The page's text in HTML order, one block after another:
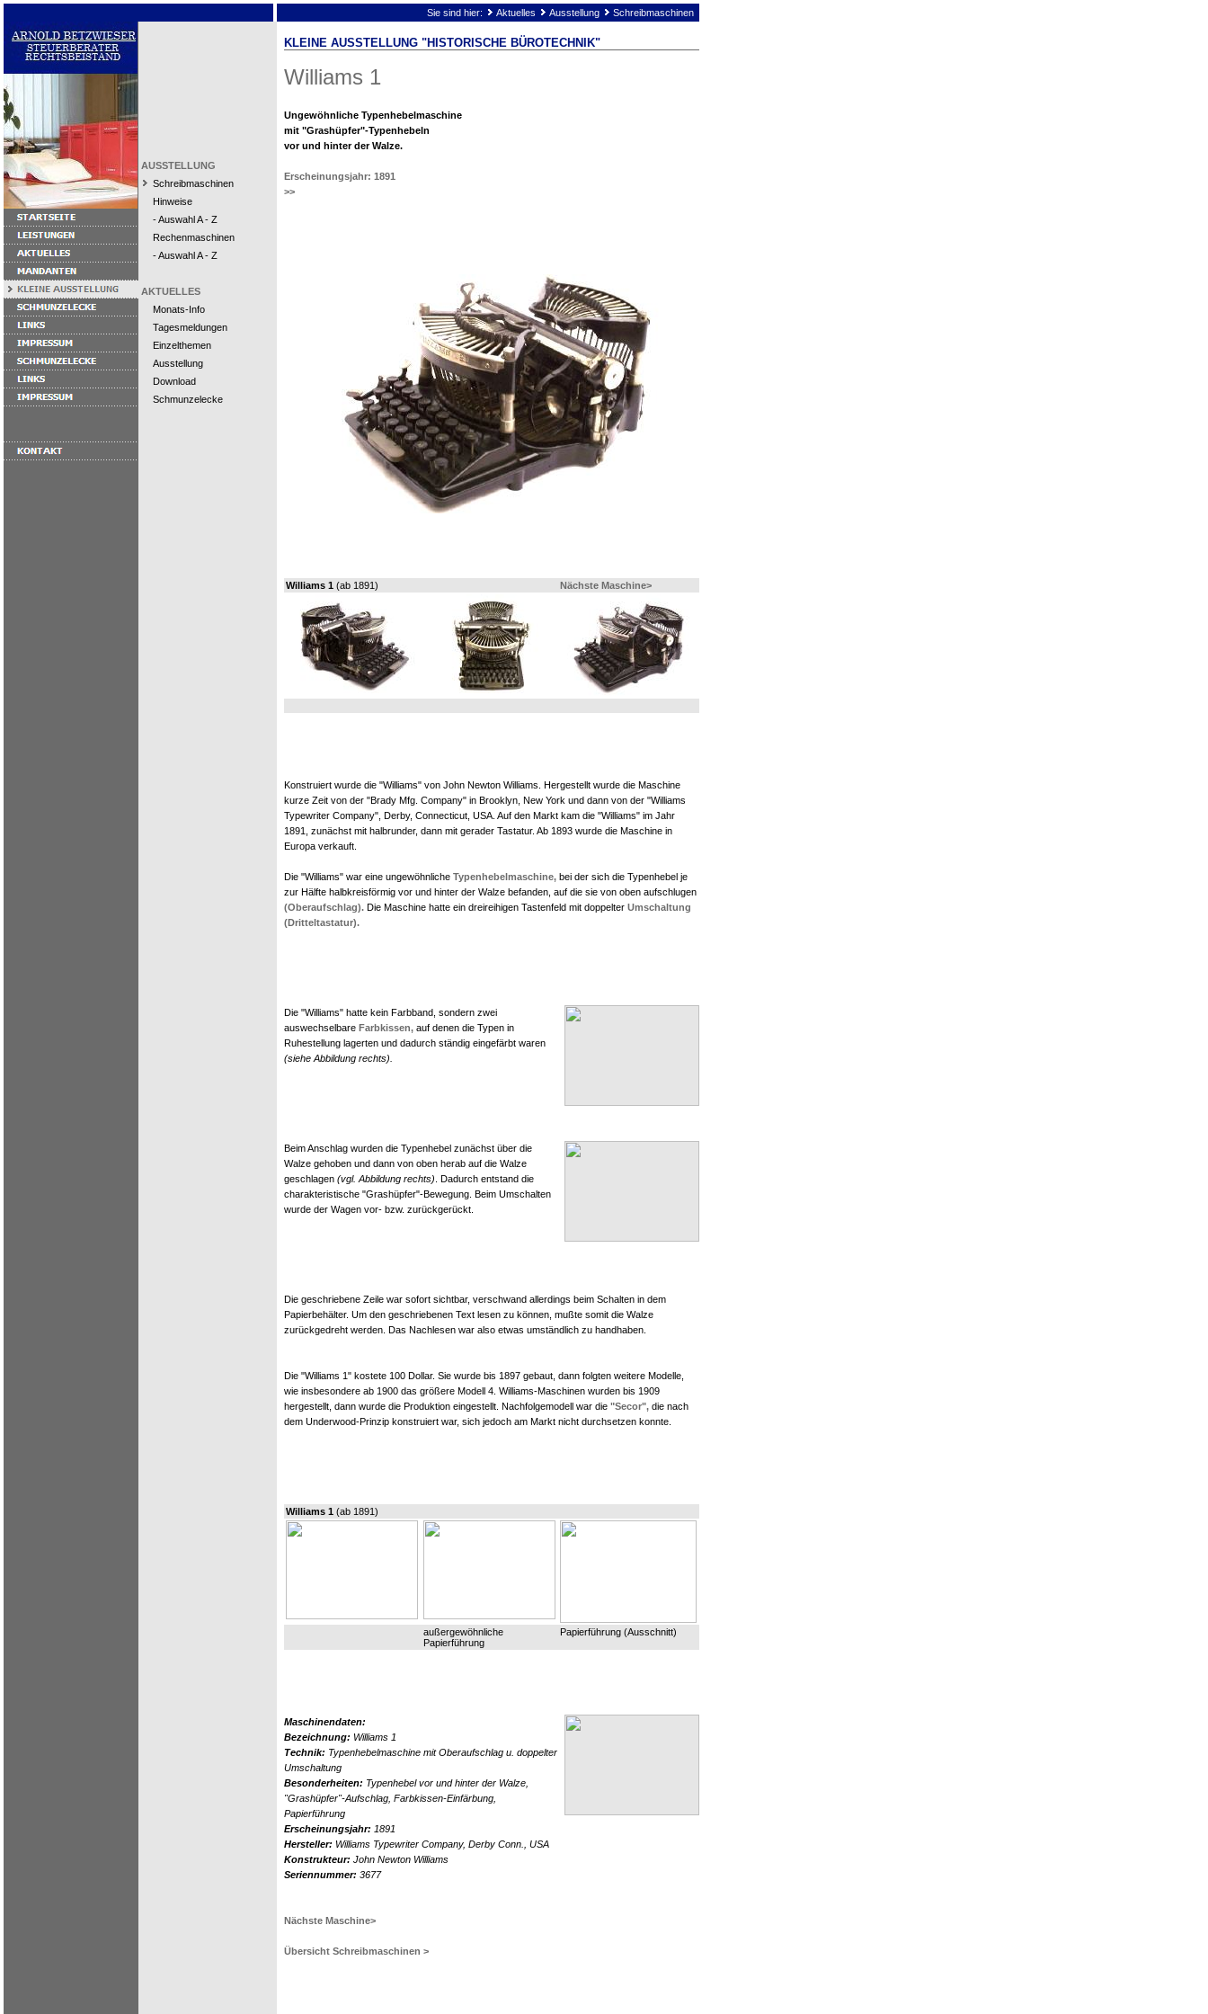
Sie sind hier: Aktuelles Ausstellung Schreibmaschinen
AUSSTELLUNG
Schreibmaschinen
Hinweise
- Auswahl A - Z
Rechenmaschinen
- Auswahl A - Z
AKTUELLES
Monats-Info
Tagesmeldungen
Einzelthemen
Ausstellung
Download
Schmunzelecke
KLEINE AUSSTELLUNG "HISTORISCHE BÜROTECHNIK"
Williams 1
Ungewöhnliche Typenhebelmaschine
mit "Grashüpfer"-Typenhebeln
vor und hinter der Walze.
Erscheinungsjahr: 1891
>>
Williams 1 (ab 1891) Nächste Maschine>
Konstruiert wurde die "Williams" von John Newton Williams. Hergestellt wurde die Maschine
kurze Zeit von der "Brady Mfg. Company" in Brooklyn, New York und dann von der "Williams
Typewriter Company", Derby, Connecticut, USA. Auf den Markt kam die "Williams" im Jahr
1891, zunächst mit halbrunder, dann mit gerader Tastatur. Ab 1893 wurde die Maschine in
Europa verkauft.
Die "Williams" war eine ungewöhnliche Typenhebelmaschine, bei der sich die Typenhebel je
zur Hälfte halbkreisförmig vor und hinter der Walze befanden, auf die sie von oben aufschlugen
(Oberaufschlag). Die Maschine hatte ein dreireihigen Tastenfeld mit doppelter Umschaltung
(Dritteltastatur).
Die "Williams" hatte kein Farbband, sondern zwei
auswechselbare Farbkissen, auf denen die Typen in
Ruhestellung lagerten und dadurch ständig eingefärbt waren
(siehe Abbildung rechts).
Beim Anschlag wurden die Typenhebel zunächst über die
Walze gehoben und dann von oben herab auf die Walze
geschlagen (vgl. Abbildung rechts) . Dadurch entstand die
charakteristische "Grashüpfer"-Bewegung. Beim Umschalten
wurde der Wagen vor- bzw. zurückgerückt.
Die geschriebene Zeile war sofort sichtbar, verschwand allerdings beim Schalten in dem
Papierbehälter. Um den geschriebenen Text lesen zu können, mußte somit die Walze
zurückgedreht werden. Das Nachlesen war also etwas umständlich zu handhaben.
Die "Williams 1" kostete 100 Dollar. Sie wurde bis 1897 gebaut, dann folgten weitere Modelle,
wie insbesondere ab 1900 das größere Modell 4. Williams-Maschinen wurden bis 1909
hergestellt, dann wurde die Produktion eingestellt. Nachfolgemodell war die "Secor", die nach
dem Underwood-Prinzip konstruiert war, sich jedoch am Markt nicht durchsetzen konnte.
Williams 1 (ab 1891)
außergewöhnliche
Papierführung
Papierführung (Ausschnitt)
Maschinendaten:
Bezeichnung: Williams 1
Technik: Typenhebelmaschine mit Oberaufschlag u. doppelter
Umschaltung
Besonderheiten: Typenhebel vor und hinter der Walze,
"Grashüpfer"-Aufschlag, Farbkissen-Einfärbung,
Papierführung
Erscheinungsjahr: 1891
Hersteller: Williams Typewriter Company, Derby Conn., USA
Konstrukteur: John Newton Williams
Seriennummer: 3677
Nächste Maschine>
Übersicht Schreibmaschinen >